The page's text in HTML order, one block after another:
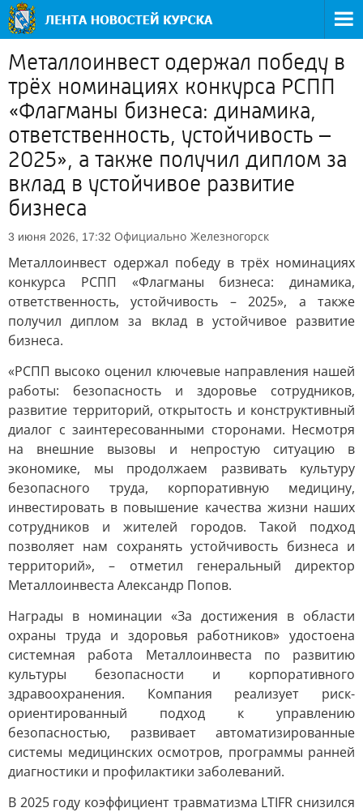
Металлоинвест одержал победу в
трёх номинациях конкурса РСПП
«Флагманы бизнеса: динамика,
ответственность, устойчивость –
2025», а также получил диплом за
вклад в устойчивое развитие
бизнеса
3 июня 2026, 17:32 Официально Железногорск
Металлоинвест одержал победу в трёх номинациях
конкурса РСПП «Флагманы бизнеса: динамика,
ответственность, устойчивость – 2025», а также
получил диплом за вклад в устойчивое развитие
бизнеса.
«РСПП высоко оценил ключевые направления нашей
работы: безопасность и здоровье сотрудников,
развитие территорий, открытость и конструктивный
диалог с заинтересованными сторонами. Несмотря
на внешние вызовы и непростую ситуацию в
экономике, мы продолжаем развивать культуру
безопасного труда, корпоративную медицину,
инвестировать в повышение качества жизни наших
сотрудников и жителей городов. Такой подход
позволяет нам сохранять устойчивость бизнеса и
территорий», – отметил генеральный директор
Металлоинвеста Александр Попов.
Награды в номинации «За достижения в области
охраны труда и здоровья работников» удостоена
системная работа Металлоинвеста по развитию
культуры безопасности и корпоративного
здравоохранения. Компания реализует риск-
ориентированный подход к управлению
безопасностью, развивает автоматизированные
системы медицинских осмотров, программы ранней
диагностики и профилактики заболеваний.
В 2025 году коэффициент травматизма LTIFR снизился